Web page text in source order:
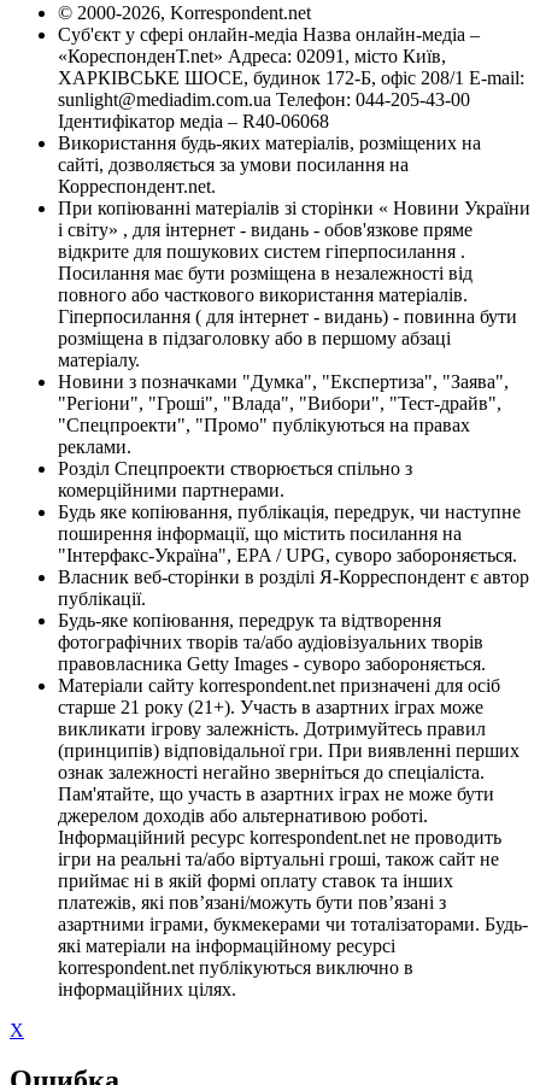
© 2000-2026, Korrespondent.net
Суб'єкт у сфері онлайн-медіа Назва онлайн-медіа –
«КореспонденТ.net» Адреса: 02091, місто Київ,
ХАРКІВСЬКЕ ШОСЕ, будинок 172-Б, офіс 208/1 E-mail:
sunlight@mediadim.com.ua Телефон: 044-205-43-00
Ідентифікатор медіа – R40-06068
Використання будь-яких матеріалів, розміщених на
сайті, дозволяється за умови посилання на
Корреспондент.net.
При копіюванні матеріалів зі сторінки « Новини України
і світу» , для інтернет - видань - обов'язкове пряме
відкрите для пошукових систем гіперпосилання .
Посилання має бути розміщена в незалежності від
повного або часткового використання матеріалів.
Гіперпосилання ( для інтернет - видань) - повинна бути
розміщена в підзаголовку або в першому абзаці
матеріалу.
Новини з позначками "Думка", "Експертиза", "Заява",
"Регіони", "Гроші", "Влада", "Вибори", "Тест-драйв",
"Спецпроекти", "Промо" публікуються на правах
реклами.
Розділ Спецпроекти створюється спільно з
комерційними партнерами.
Будь яке копіювання, публікація, передрук, чи наступне
поширення інформації, що містить посилання на
"Інтерфакс-Україна", EPA / UPG, суворо забороняється.
Власник веб-сторінки в розділі Я-Корреспондент є автор
публікації.
Будь-яке копіювання, передрук та відтворення
фотографічних творів та/або аудіовізуальних творів
правовласника Getty Images - суворо забороняється.
Матеріали сайту korrespondent.net призначені для осіб
старше 21 року (21+). Участь в азартних іграх може
викликати ігрову залежність. Дотримуйтесь правил
(принципів) відповідальної гри. При виявленні перших
ознак залежності негайно зверніться до спеціаліста.
Пам'ятайте, що участь в азартних іграх не може бути
джерелом доходів або альтернативою роботі.
Інформаційний ресурс korrespondent.net не проводить
ігри на реальні та/або віртуальні гроші, також сайт не
приймає ні в якій формі оплату ставок та інших
платежів, які пов’язані/можуть бути пов’язані з
азартними іграми, букмекерами чи тоталізаторами. Будь-
які матеріали на інформаційному ресурсі
korrespondent.net публікуються виключно в
інформаційних цілях.
X